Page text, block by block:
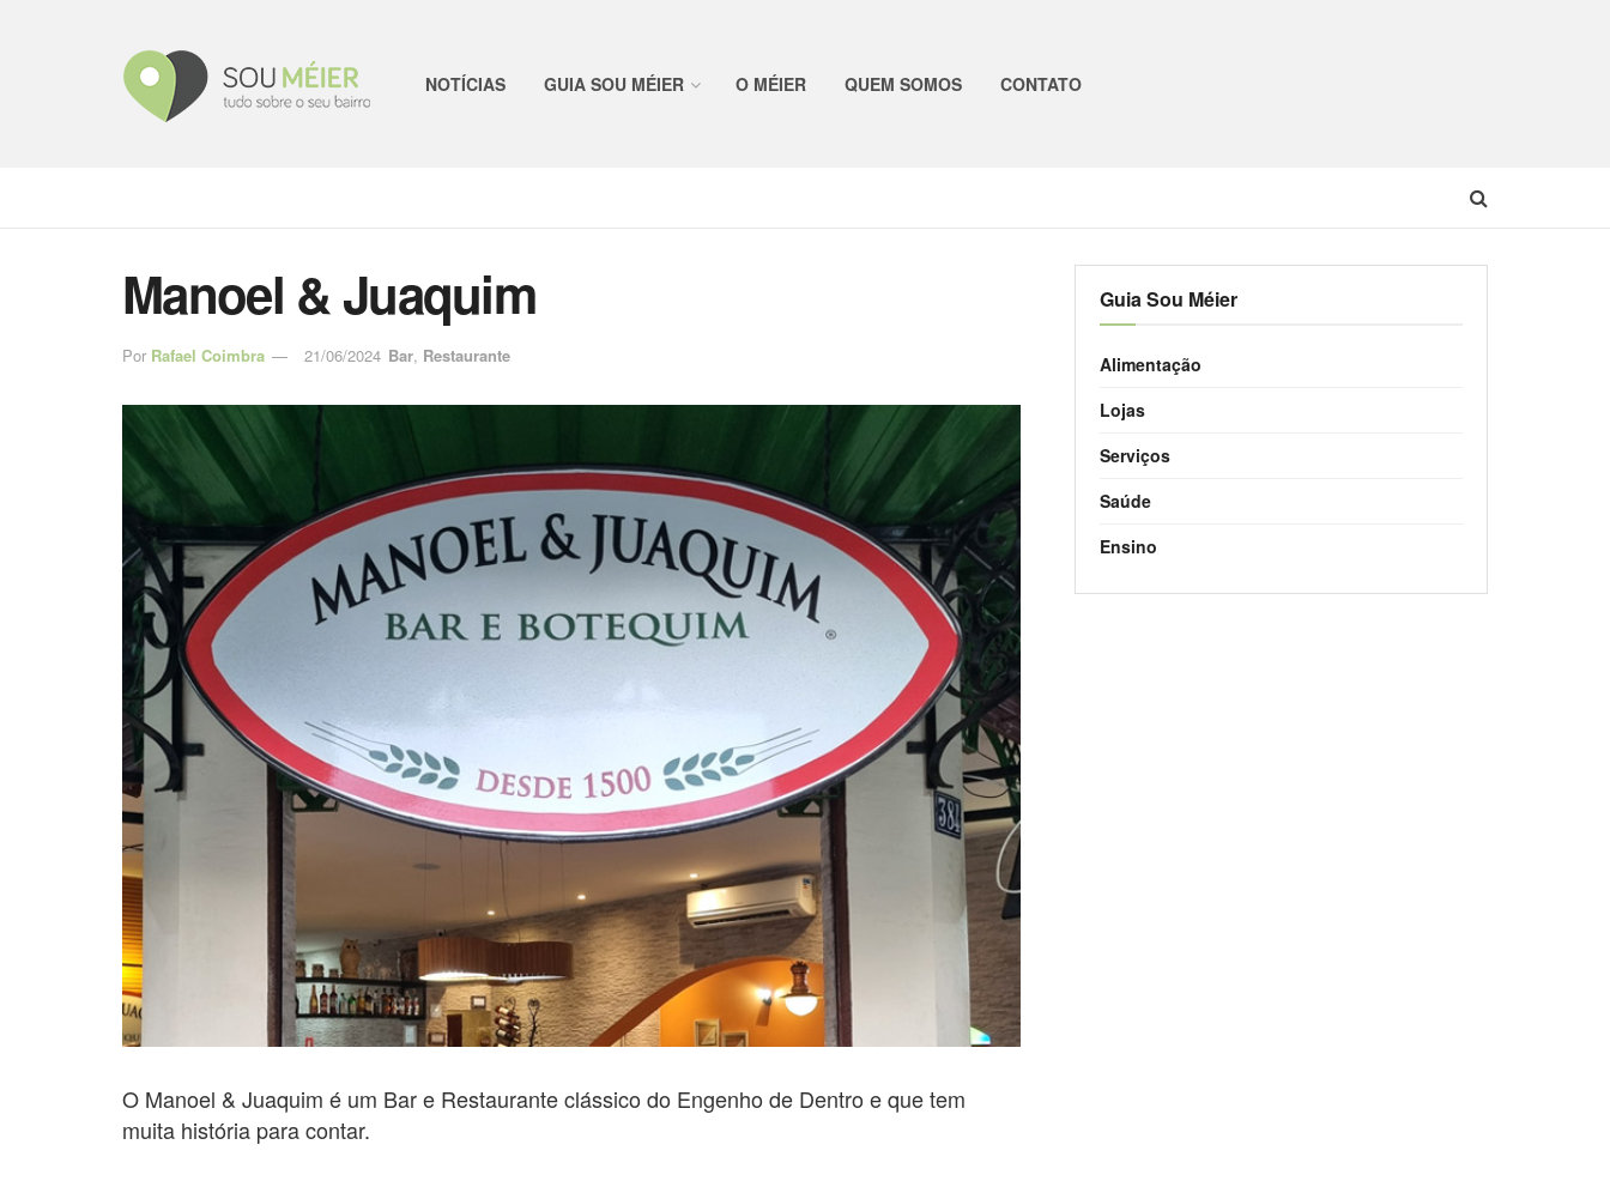
NOTÍCIAS GUIA SOU MÉIER O MÉIER QUEM SOMOS CONTATO
Manoel & Juaquim
Por Rafael Coimbra 21/06/2024 Bar, Restaurante
O Manoel & Juaquim é um Bar e Restaurante clássico do Engenho de Dentro e que tem
muita história para contar.
Guia Sou Méier
Alimentação
Lojas
Serviços
Saúde
Ensino